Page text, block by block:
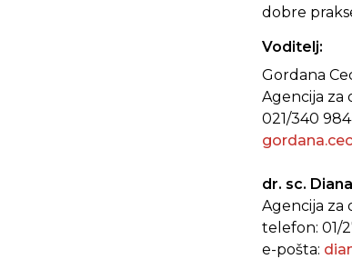
dobre
Voditelj:
Gordana
Agencija za
021/340 984
dr. sc.
Agencija za
telefon: 01/
e-pošta: